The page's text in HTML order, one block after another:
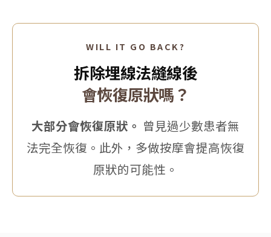
WILL IT GO BACK?
拆除埋線法縫線後
會恢復原狀嗎？
大部分會恢復原狀。 曾見過少數患者無
法完全恢復。此外，多做按摩會提高恢復
原狀的可能性。